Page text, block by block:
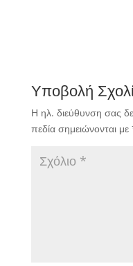
Υποβολή
Η ηλ. διεύθυνση σας
πεδία σημειώνονται με